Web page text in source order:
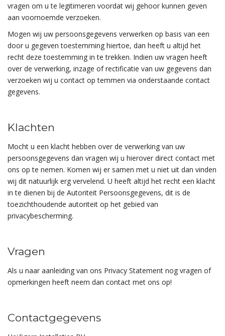
vragen om u te legitimeren voordat wij gehoor kunnen geven
aan voornoemde verzoeken.
Mogen wij uw persoonsgegevens verwerken op basis van een
door u gegeven toestemming hiertoe, dan heeft u altijd het
recht deze toestemming in te trekken. Indien uw vragen heeft
over de verwerking, inzage of rectificatie van uw gegevens dan
verzoeken wij u contact op temmen via onderstaande contact
gegevens.
Klachten
Mocht u een klacht hebben over de verwerking van uw
persoonsgegevens dan vragen wij u hierover direct contact met
ons op te nemen. Komen wij er samen met u niet uit dan vinden
wij dit natuurlijk erg vervelend. U heeft altijd het recht een klacht
in te dienen bij de Autoriteit Persoonsgegevens, dit is de
toezichthoudende autoriteit op het gebied van
privacybescherming.
Vragen
Als u naar aanleiding van ons Privacy Statement nog vragen of
opmerkingen heeft neem dan contact met ons op!
Contactgegevens